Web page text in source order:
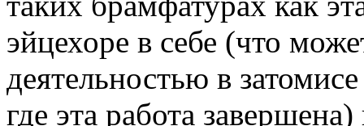
эйцехоре в себе (что
деятельностью в
где эта работа